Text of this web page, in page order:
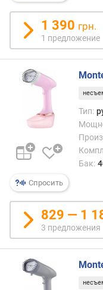
а
л
н
и
я
о
к
о
л
ч
е
с
т
р
1 390 грн.
1 предложение
Спросить
Тип:
Бак:
829 — 1
3 предложения